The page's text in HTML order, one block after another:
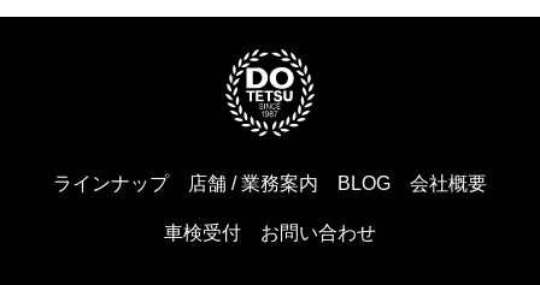
ラインナップ 店舗 / 業務案内 BLOG 会社概要
車検受付 お問い合わせ